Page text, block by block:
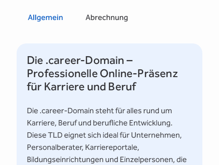
Allgemein Abrechnung
Die .career-Domain –
Professionelle Online-Präsenz
für Karriere und Beruf
Die .career-Domain steht für alles rund um
Karriere, Beruf und berufliche Entwicklung.
Diese TLD eignet sich ideal für Unternehmen,
Personalberater, Karriereportale,
Bildungseinrichtungen und Einzelpersonen, die